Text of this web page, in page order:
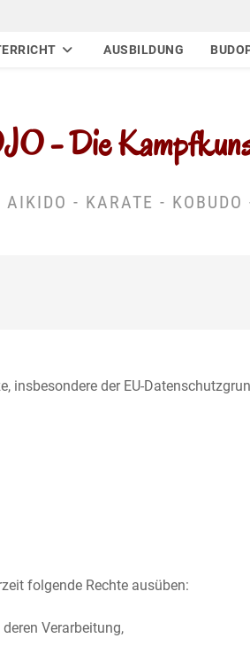
AUSBILDUNG
- Die
AIKIDO - KARATE - KOBUDO
insbesondere der EU-
folgende Rechte ausüben:
Verarbeitung,